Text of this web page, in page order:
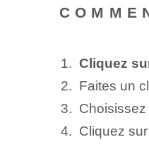
Cliquez
Faites un
Cliquez